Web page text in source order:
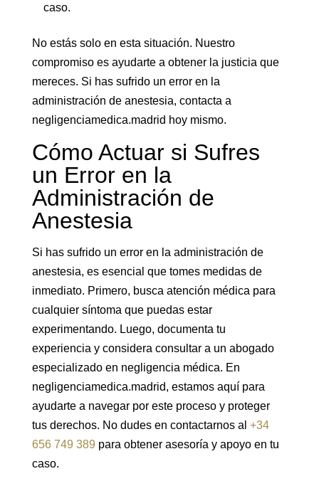
caso.
No estás solo en esta situación. Nuestro
compromiso es ayudarte a obtener la justicia que
mereces. Si has sufrido un error en la
administración de anestesia, contacta a
negligenciamedica.madrid hoy mismo.
Cómo Actuar si Sufres
un Error en la
Administración de
Anestesia
Si has sufrido un error en la administración de
anestesia, es esencial que tomes medidas de
inmediato. Primero, busca atención médica para
cualquier síntoma que puedas estar
experimentando. Luego, documenta tu
experiencia y considera consultar a un abogado
especializado en negligencia médica. En
negligenciamedica.madrid, estamos aquí para
ayudarte a navegar por este proceso y proteger
tus derechos. No dudes en contactarnos al +34
656 749 389 para obtener asesoría y apoyo en tu
caso.